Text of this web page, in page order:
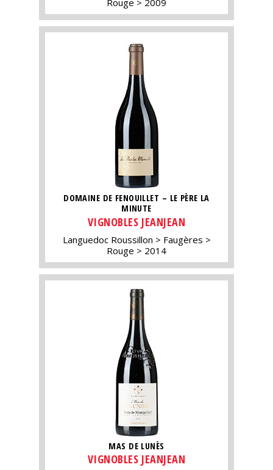
DOMAINE DE FENOUILLET – LE PÈRE LA
MINUTE
VIGNOBLES JEANJEAN
Languedoc Roussillon
Faugères
Rouge
2014
MAS DE LUNÈS
VIGNOBLES JEANJEAN